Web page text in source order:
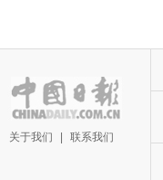
关于我们 联系我们